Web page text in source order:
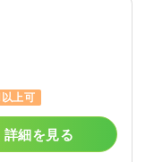
上可
詳細を見る